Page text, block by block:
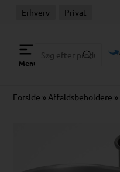
Erhverv Privat
Menu
Forside » Affaldsbeholdere »